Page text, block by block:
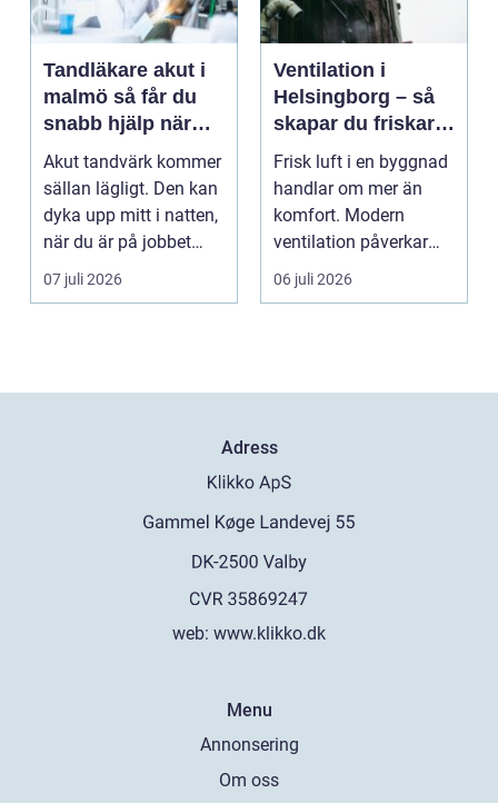
Tandläkare akut i
malmö så får du
snabb hjälp när
tanden krisar
Akut tandvärk kommer
sällan lägligt. Den kan
dyka upp mitt i natten,
när du är på jobbet
eller preci...
07 juli 2026
Ventilation i
Helsingborg – så
skapar du friskare
byggnader och
lägre
energikostnader
Frisk luft i en byggnad
handlar om mer än
komfort. Modern
ventilation påverkar
hälsa...
06 juli 2026
Adress
web: www.klikko.dk
Menu
Annonsering
Om oss